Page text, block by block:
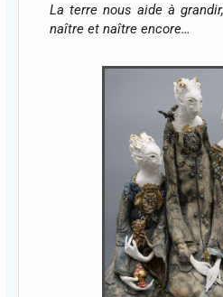
La terre nous aide à
naître et naître encore…